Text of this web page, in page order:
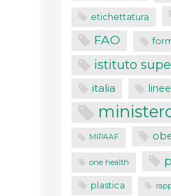
etichettatura
FAO
istituto
italia
MIPAAF
one health
plastica